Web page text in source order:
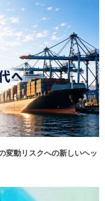
変動リスクへの新しいヘッ